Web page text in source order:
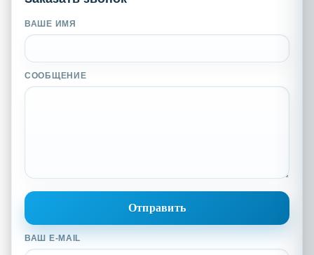
ВАШЕ ИМЯ
СООБЩЕНИЕ
ВАШ E-MAIL